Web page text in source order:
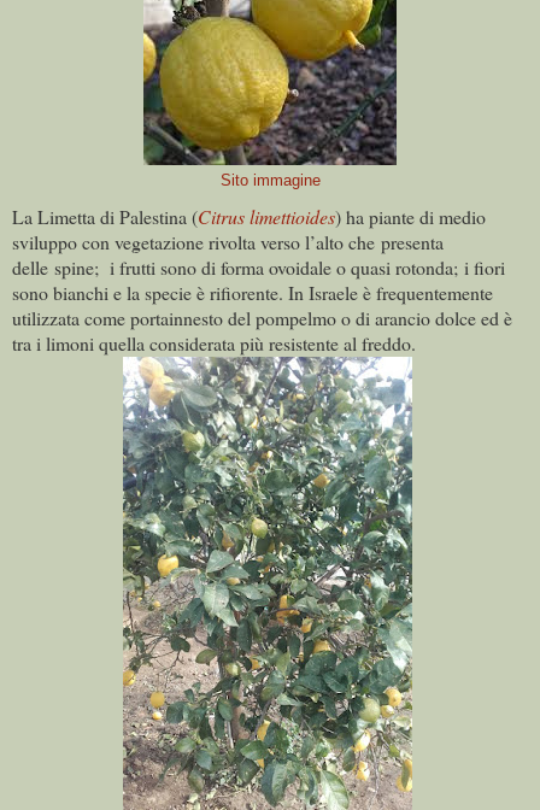
Sito immagine
La Limetta di Palestina (Citrus limettioides) ha piante di medio
sviluppo con vegetazione rivolta verso l’alto che presenta
delle spine; i frutti sono di forma ovoidale o quasi rotonda; i fiori
sono bianchi e la specie è rifiorente. In Israele è frequentemente
utilizzata come portainnesto del pompelmo o di arancio dolce ed è
tra i limoni quella considerata più resistente al freddo.